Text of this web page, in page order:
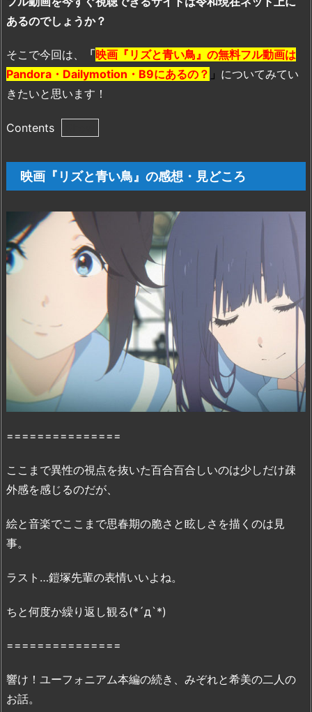
あるのでしょうか？
そこで今回は、 「映画『リズと青い鳥』の無料フル動画は
Pandora・Dailymotion・B9にあるの？ 」 についてみてい
きたいと思います！
Contents
映
画
と
感
想・
見
『リ
ズ
青
の
料
画
の
映画『リズと青い鳥』の感想・見どころ
===============
ここまで異性の視点を抜いた百合百合しいのは少しだけ疎
外感を感じるのだが、
絵と音楽でここまで思春期の脆さと眩しさを描くのは見
事。
ラスト…鎧塚先輩の表情いいよね。
ちと何度か繰り返し観る(*´д`*)
===============
響け！ユーフォニアム本編の続き、みぞれと希美の二人の
お話。